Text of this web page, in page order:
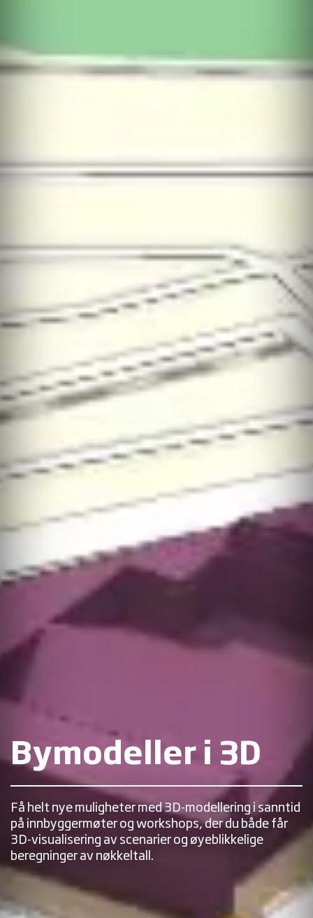
Bymodeller i 3D
Få helt nye muligheter med 3D-modellering i sanntid
på innbyggermøter og workshops, der du både får
3D-visualisering av scenarier og øyeblikkelige
beregninger av nøkkeltall.